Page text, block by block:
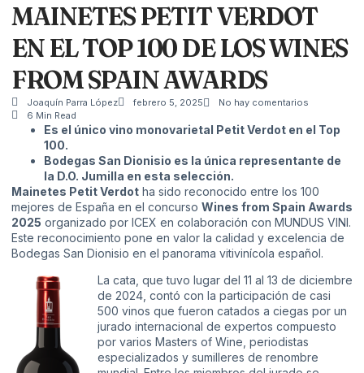
MAINETES PETIT VERDOT
EN EL TOP 100 DE LOS WINES
FROM SPAIN AWARDS
Joaquín Parra López febrero 5, 2025
No hay comentarios
6 Min Read
Es el único vino monovarietal Petit Verdot en el Top
100.
Bodegas San Dionisio es la única representante de
la D.O. Jumilla en esta selección.
Mainetes Petit Verdot ha sido reconocido entre los 100
mejores de España en el concurso Wines from Spain Awards
2025 organizado por ICEX en colaboración con MUNDUS VINI.
Este reconocimiento pone en valor la calidad y excelencia de
Bodegas San Dionisio en el panorama vitivinícola español.
La cata, que tuvo lugar del 11 al 13 de diciembre
de 2024, contó con la participación de casi
500 vinos que fueron catados a ciegas por un
jurado internacional de expertos compuesto
por varios Masters of Wine, periodistas
especializados y sumilleres de renombre